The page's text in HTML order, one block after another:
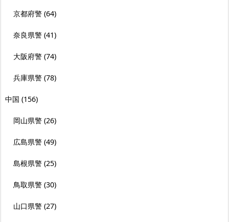
京都府警 (64)
奈良県警 (41)
大阪府警 (74)
兵庫県警 (78)
中国 (156)
岡山県警 (26)
広島県警 (49)
島根県警 (25)
鳥取県警 (30)
山口県警 (27)